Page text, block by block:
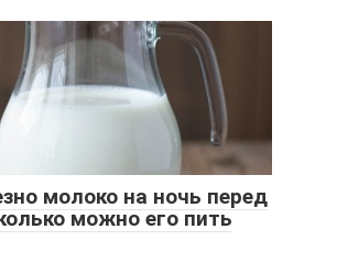
молоко на ночь перед
можно его пить